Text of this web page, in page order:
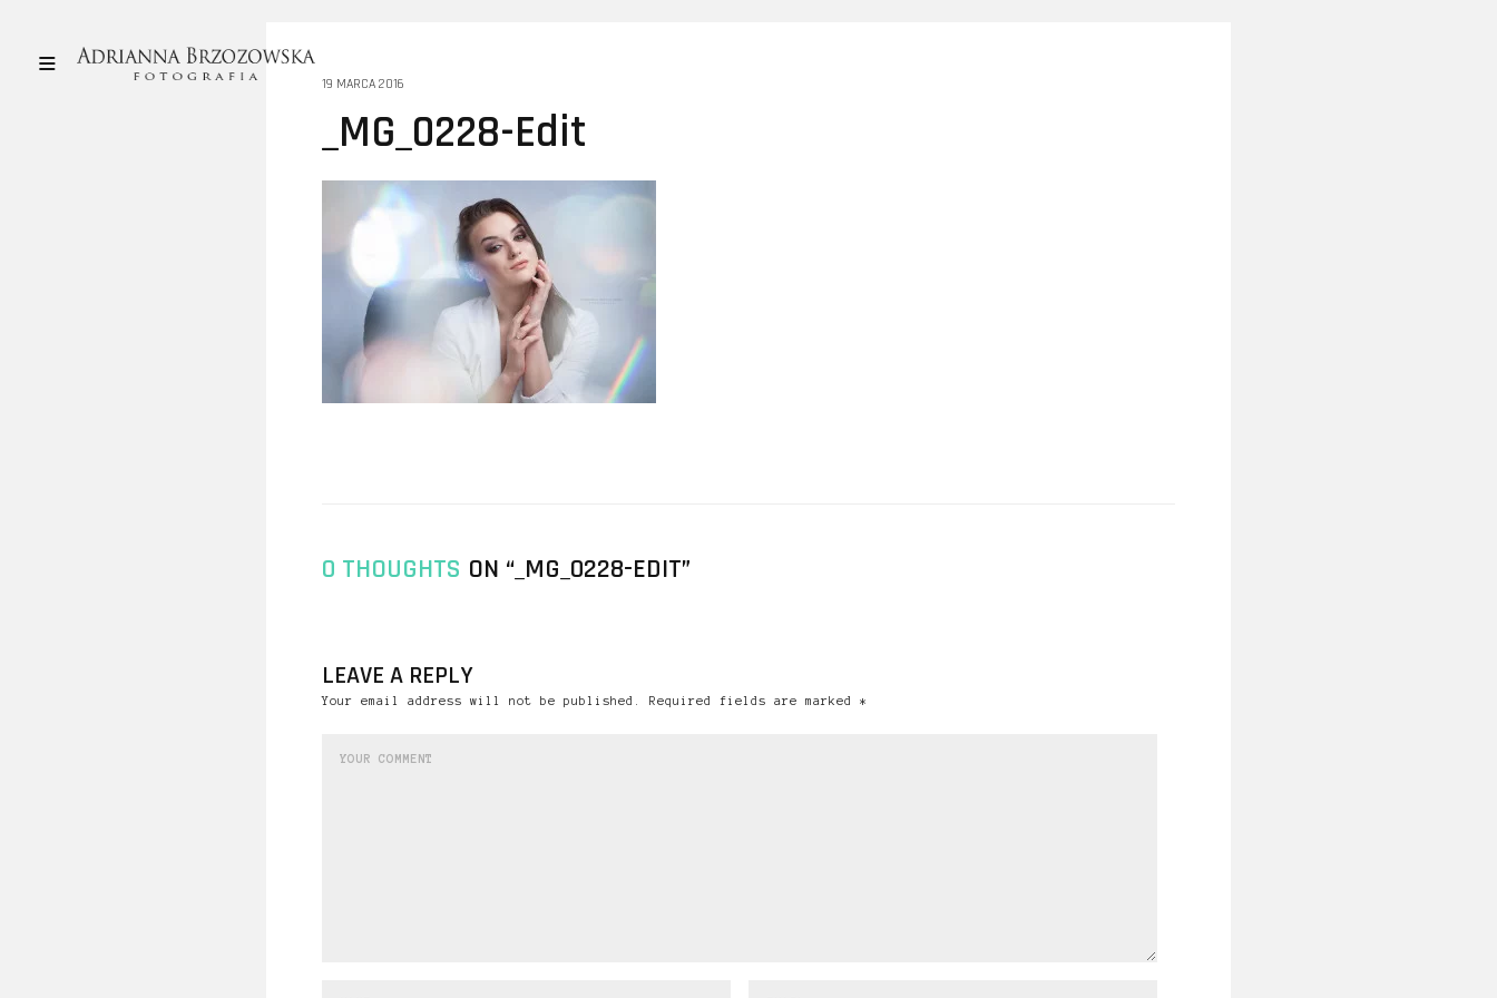
19 MARCA 2016
_MG_0228-Edit
0 THOUGHTS ON “_MG_0228-EDIT”
LEAVE A REPLY
Your email address will not be published. Required fields are marked *